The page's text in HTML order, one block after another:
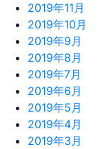
2019年11月
2019年10月
2019年9月
2019年8月
2019年7月
2019年6月
2019年5月
2019年4月
2019年3月